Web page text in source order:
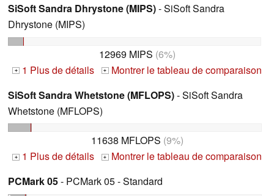
SiSoft Sandra Dhrystone (MIPS)- SiSoft Sandra
Dhrystone (MIPS)
12969 MIPS (6%)
+ 1 Plus de détails + Montrer le tableau de comparaison
SiSoft Sandra Whetstone (MFLOPS)- SiSoft Sandra
Whetstone (MFLOPS)
11638 MFLOPS (9%)
+ 1 Plus de détails + Montrer le tableau de comparaison
PCMark 05- PCMark 05 - Standard